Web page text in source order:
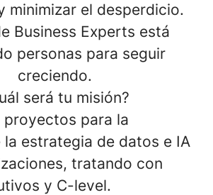
minimizar el desperdicio.
Business Experts está
personas para seguir
creciendo.
será tu misión?
proyectos para la
estrategia de datos e IA
tratando con
y C-level.